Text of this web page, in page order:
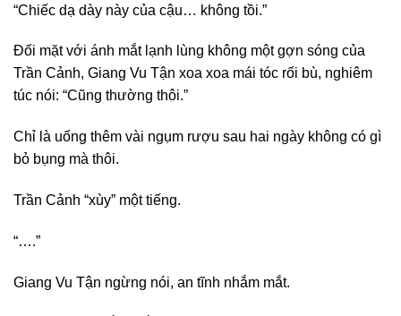
“Chiếc dạ dày này của cậu… không tồi.”
Đối mặt với ánh mắt lạnh lùng không một gợn sóng của
Trần Cảnh, Giang Vu Tận xoa xoa mái tóc rối bù, nghiêm
túc nói: “Cũng thường thôi.”
Chỉ là uống thêm vài ngụm rượu sau hai ngày không có gì
bỏ bụng mà thôi.
Trần Cảnh “xùy” một tiếng.
“….”
Giang Vu Tận ngừng nói, an tĩnh nhắm mắt.